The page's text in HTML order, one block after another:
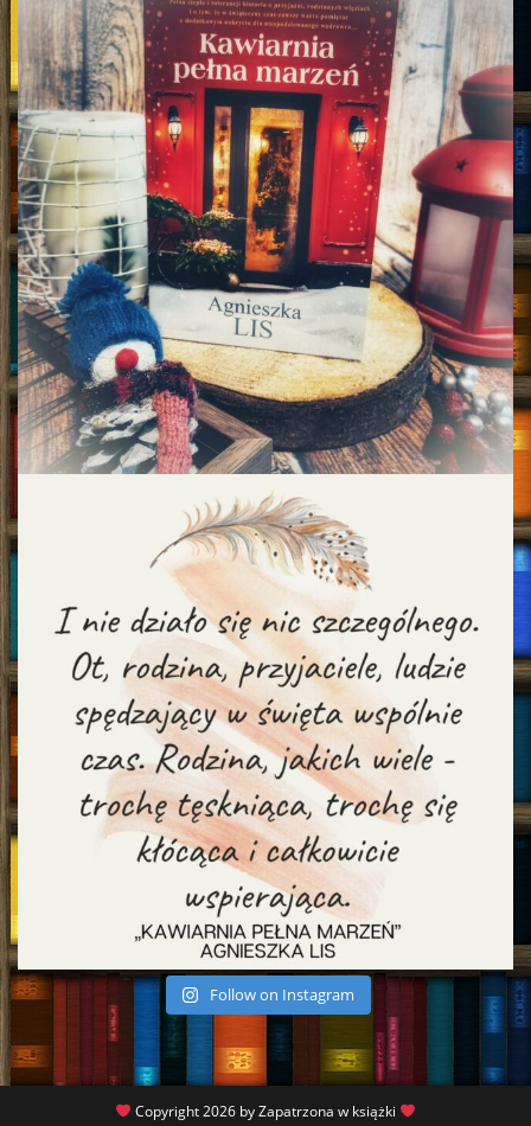
Follow on Instagram
Copyright 2026 by Zapatrzona w książki